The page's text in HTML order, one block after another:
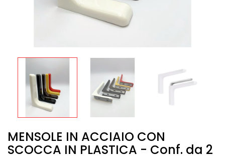
MENSOLE IN ACCIAIO CON
SCOCCA IN PLASTICA - Conf. da 2